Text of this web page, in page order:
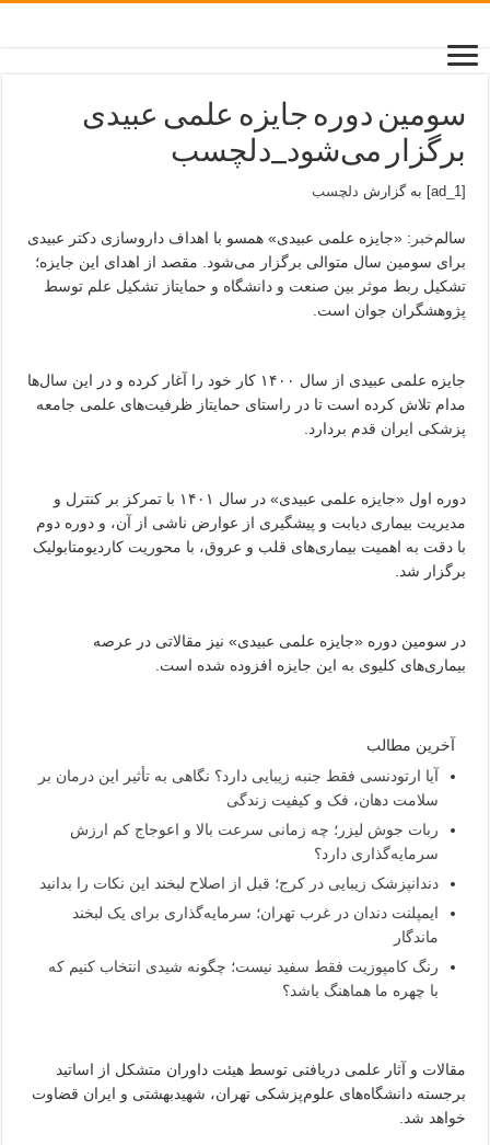
سومین دوره جایزه علمی عبیدی
برگزار می‌شود_دلچسب
[ad_1] به گزارش دلچسب
سالم‌خبر : «جایزه علمی عبیدی» همسو با اهداف داروسازی دکتر عبیدی
برای سومین سال متوالی برگزار می‌شود. مقصد از اهدای این جایزه؛
تشکیل ربط موثر بین صنعت و دانشگاه و حمایتاز تشکیل علم توسط
پژوهشگران جوان است.
جایزه علمی عبیدی از سال ۱۴۰۰ کار خود را آغار کرده و در این سال‌ها
مدام تلاش کرده است تا در راستای حمایتاز ظرفیت‌های علمی جامعه
پزشکی ایران قدم بردارد.
دوره اول «جایزه علمی عبیدی» در سال ۱۴۰۱ با تمرکز بر کنترل و
مدیریت بیماری دیابت و پیشگیری از عوارض ناشی از آن، و دوره دوم
با دقت به اهمیت بیماری‌های قلب و عروق، با محوریت کاردیومتابولیک
برگزار شد.
در سومین دوره «جایزه علمی عبیدی» نیز مقالاتی در عرصه
بیماری‌های کلیوی به این جایزه افزوده شده است.
آخرین مطالب
آیا ارتودنسی فقط جنبه زیبایی دارد؟ نگاهی به تأثیر این درمان بر
سلامت دهان، فک و کیفیت زندگی
ربات جوش لیزر؛ چه زمانی سرعت بالا و اعوجاج کم ارزش
سرمایه‌گذاری دارد؟
دندانپزشک زیبایی در کرج؛ قبل از اصلاح لبخند این نکات را بدانید
ایمپلنت دندان در غرب تهران؛ سرمایه‌گذاری برای یک لبخند
ماندگار
رنگ کامپوزیت فقط سفید نیست؛ چگونه شیدی انتخاب کنیم که
با چهره ما هماهنگ باشد؟
مقالات و آثار علمی دریافتی توسط هیئت داوران متشکل از اساتید
برجسته دانشگاه‌های علوم‌پزشکی تهران، شهید‌بهشتی و ایران قضاوت
خواهد شد.